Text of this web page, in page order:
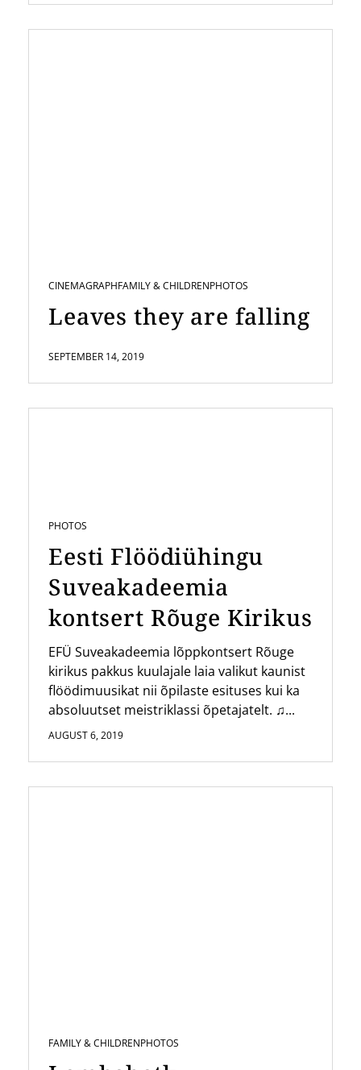
CINEMAGRAPHFAMILY & CHILDRENPHOTOS
Leaves they are falling
SEPTEMBER 14, 2019
PHOTOS
Eesti Flöödiühingu
Suveakadeemia
kontsert Rõuge Kirikus
EFÜ Suveakadeemia lõppkontsert Rõuge
kirikus pakkus kuulajale laia valikut kaunist
flöödimuusikat nii õpilaste esituses kui ka
absoluutset meistriklassi õpetajatelt. ♫...
AUGUST 6, 2019
FAMILY & CHILDRENPHOTOS